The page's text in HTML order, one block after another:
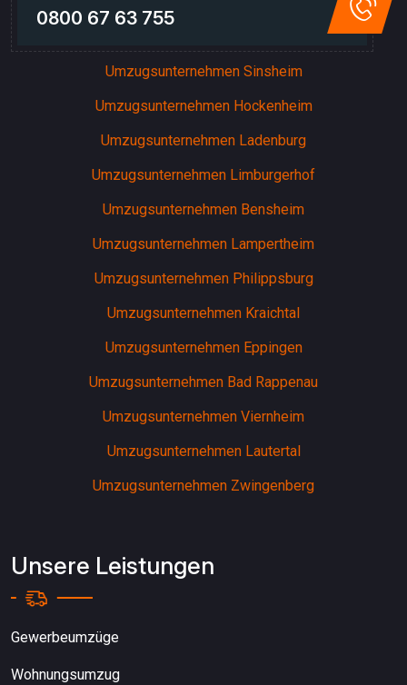
0800 67 63 755
Umzugsunternehmen Sinsheim
Umzugsunternehmen Hockenheim
Umzugsunternehmen Ladenburg
Umzugsunternehmen Limburgerhof
Umzugsunternehmen Bensheim
Umzugsunternehmen Lampertheim
Umzugsunternehmen Philippsburg
Umzugsunternehmen Kraichtal
Umzugsunternehmen Eppingen
Umzugsunternehmen Bad Rappenau
Umzugsunternehmen Viernheim
Umzugsunternehmen Lautertal
Umzugsunternehmen Zwingenberg
Unsere Leistungen
Gewerbeumzüge
Wohnungsumzug